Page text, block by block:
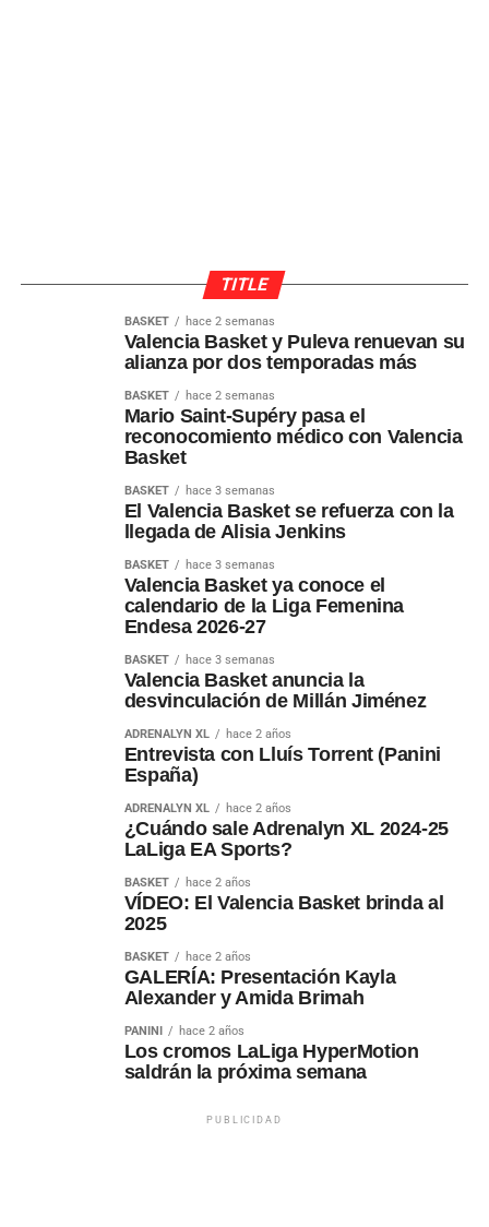
TITLE
BASKET hace 2 semanas
Valencia Basket y Puleva renuevan su
alianza por dos temporadas más
BASKET hace 2 semanas
Mario Saint-Supéry pasa el
reconocomiento médico con Valencia
Basket
BASKET hace 3 semanas
El Valencia Basket se refuerza con la
llegada de Alisia Jenkins
BASKET hace 3 semanas
Valencia Basket ya conoce el
calendario de la Liga Femenina
Endesa 2026-27
BASKET hace 3 semanas
Valencia Basket anuncia la
desvinculación de Millán Jiménez
ADRENALYN XL hace 2 años
Entrevista con Lluís Torrent (Panini
España)
ADRENALYN XL hace 2 años
¿Cuándo sale Adrenalyn XL 2024-25
LaLiga EA Sports?
BASKET hace 2 años
VÍDEO: El Valencia Basket brinda al
2025
BASKET hace 2 años
GALERÍA: Presentación Kayla
Alexander y Amida Brimah
PANINI hace 2 años
Los cromos LaLiga HyperMotion
saldrán la próxima semana
PUBLICIDAD